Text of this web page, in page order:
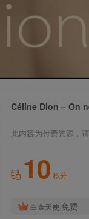
Céline Dion – On
此内容为付费资源，
10 积分
白金天使 免费